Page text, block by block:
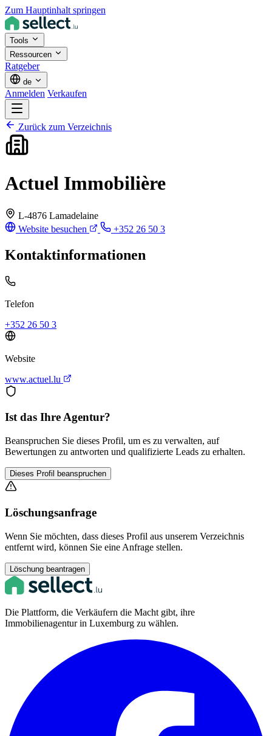
Zum Hauptinhalt springen
Tools
Ressourcen
Ratgeber
de
Anmelden Verkaufen
Zurück zum Verzeichnis
Actuel Immobilière
L-4876 Lamadelaine
Website besuchen
+352 26 50 3
Kontaktinformationen
Telefon
+352 26 50 3
Website
www.actuel.lu
Ist das Ihre Agentur?
Beanspruchen Sie dieses Profil, um es zu verwalten, auf
Bewertungen zu antworten und qualifizierte Leads zu erhalten.
Dieses Profil beanspruchen
Löschungsanfrage
Wenn Sie möchten, dass dieses Profil aus unserem Verzeichnis
entfernt wird, können Sie eine Anfrage stellen.
Löschung beantragen
Die Plattform, die Verkäufern die Macht gibt, ihre
Immobilienagentur in Luxemburg zu wählen.